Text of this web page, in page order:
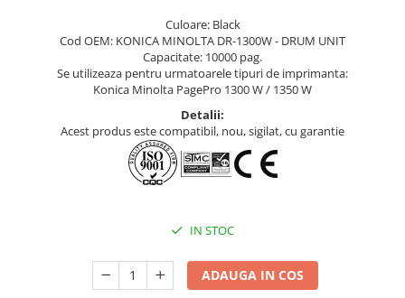
Culoare: Black
Cod OEM: KONICA MINOLTA DR-1300W - DRUM UNIT
Capacitate: 10000 pag.
Se utilizeaza pentru urmatoarele tipuri de imprimanta:
Konica Minolta PagePro 1300 W / 1350 W
Detalii:
Acest produs este compatibil, nou, sigilat, cu garantie
IN STOC
ADAUGA IN COS